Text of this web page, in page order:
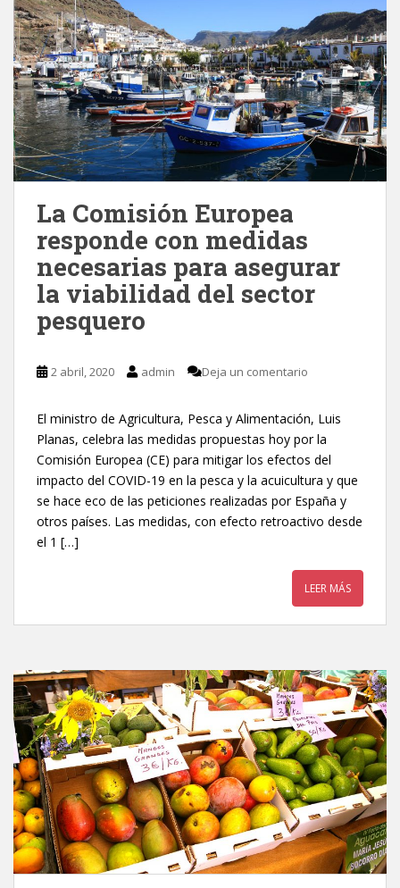
La Comisión Europea
responde con medidas
necesarias para asegurar
la viabilidad del sector
pesquero
2 abril, 2020 admin Deja un comentario
El ministro de Agricultura, Pesca y Alimentación, Luis
Planas, celebra las medidas propuestas hoy por la
Comisión Europea (CE) para mitigar los efectos del
impacto del COVID-19 en la pesca y la acuicultura y que
se hace eco de las peticiones realizadas por España y
otros países. Las medidas, con efecto retroactivo desde
el 1 […]
LEER MÁS